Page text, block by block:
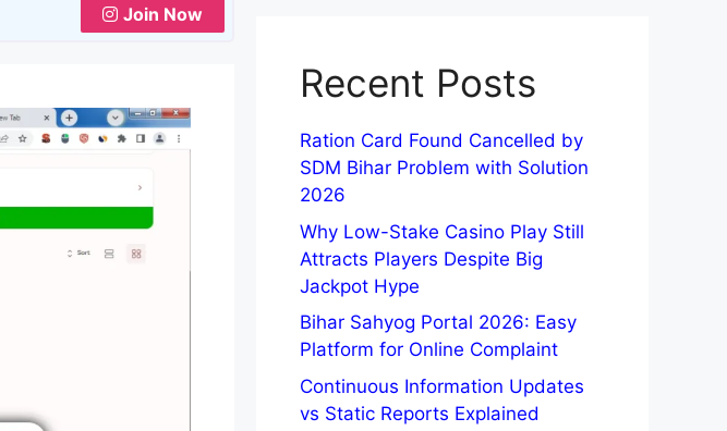
Join Now
Recent Posts
Ration Card Found Cancelled by
SDM Bihar Problem with Solution
2026
Why Low-Stake Casino Play Still
Attracts Players Despite Big
Jackpot Hype
Bihar Sahyog Portal 2026: Easy
Platform for Online Complaint
Continuous Information Updates
vs Static Reports Explained